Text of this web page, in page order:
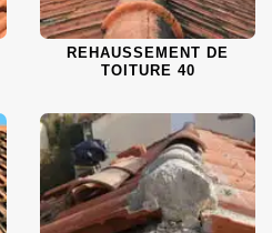
REHAUSSEMENT DE
TOITURE 40